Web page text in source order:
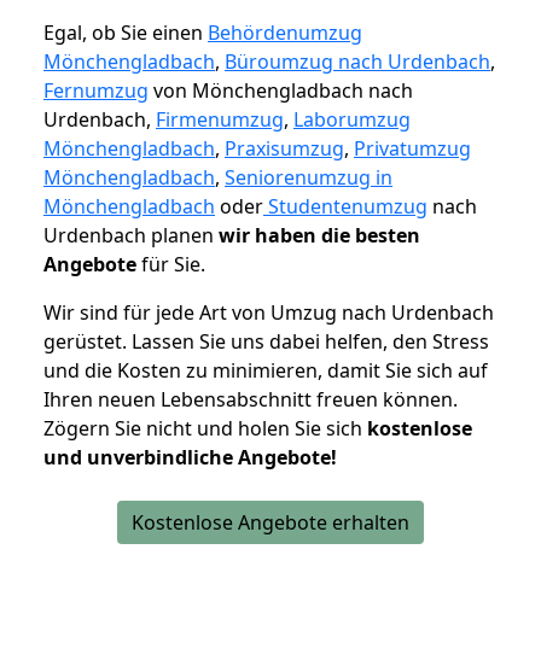
Egal, ob Sie einen Behördenumzug
Mönchengladbach, Büroumzug nach Urdenbach,
Fernumzug von Mönchengladbach nach
Urdenbach, Firmenumzug, Laborumzug
Mönchengladbach, Praxisumzug, Privatumzug
Mönchengladbach, Seniorenumzug in
Mönchengladbach oderStudentenumzug nach
Urdenbach planen wir haben die besten
Angebotefür Sie.
Wir sind für jede Art von Umzug nach Urdenbach
gerüstet. Lassen Sie uns dabei helfen, den Stress
und die Kosten zu minimieren, damit Sie sich auf
Ihren neuen Lebensabschnitt freuen können.
Zögern Sie nicht und holen Sie sich kostenlose
und unverbindliche Angebote!
Kostenlose Angebote erhalten